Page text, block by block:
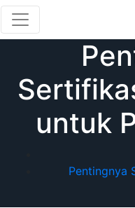
Skip
content
untuk
Pentingnya